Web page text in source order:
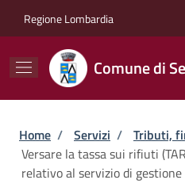
Regione Lombardia
Comune di
Briciole di pane
Home / Servizi / Tributi,
Versare la tassa sui rifiuti
relativo al servizio di